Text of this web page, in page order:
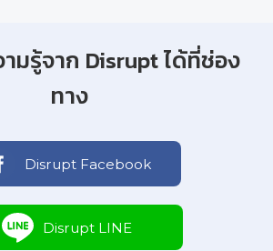
มรู้จาก Disrupt ได้ที่ช่อง
ทาง
Disrupt Facebook
Disrupt LINE